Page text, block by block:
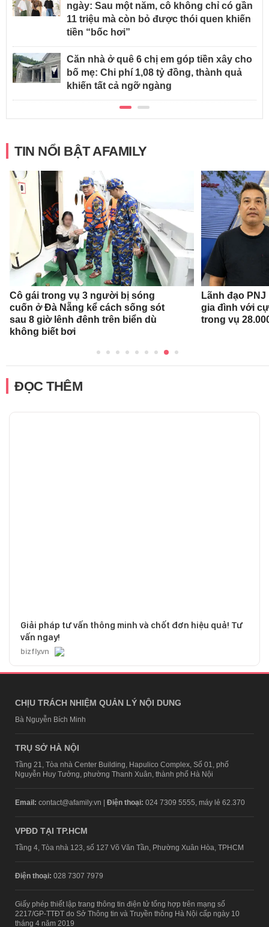
ngày: Sau một năm, cô không chỉ có gần
11 triệu mà còn bỏ được thói quen khiến
tiền “bốc hơi”
Căn nhà ở quê 6 chị em góp tiền xây cho
bố mẹ: Chi phí 1,08 tỷ đồng, thành quả
khiến tất cả ngỡ ngàng
TIN NỔI BẬT AFAMILY
Cô gái trong vụ 3 người bị sóng
cuốn ở Đà Nẵng kể cách sống sót
sau 8 giờ lênh đênh trên biển dù
không biết bơi
Lãnh đạo
gia đình với
trong vụ
ĐỌC THÊM
Giải pháp tư vấn thông minh và chốt đơn hiệu quả! Tư
vấn ngay!
bizfly.vn
CHỊU TRÁCH NHIỆM QUẢN LÝ NỘI DUNG
Bà Nguyễn Bích Minh
TRỤ SỞ HÀ NỘI
Tầng 21, Tòa nhà Center Building, Hapulico Complex, Số 01, phố
Nguyễn Huy Tưởng, phường Thanh Xuân, thành phố Hà Nội
Email: contact@afamily.vn | Điện thoại: 024 7309 5555, máy lẻ 62.370
VPĐD TẠI TP.HCM
Tầng 4, Tòa nhà 123, số 127 Võ Văn Tần, Phường Xuân Hòa, TPHCM
Điện thoại: 028 7307 7979
Giấy phép thiết lập trang thông tin điện tử tổng hợp trên mạng số
2217/GP-TTĐT do Sở Thông tin và Truyền thông Hà Nội cấp ngày 10
tháng 4 năm 2019